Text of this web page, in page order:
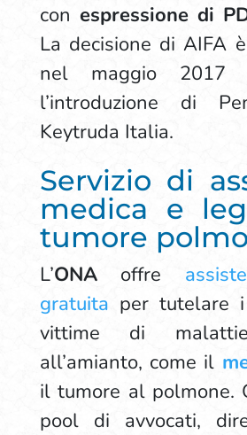
con espressione di
La decisione di AIFA
nel maggio 2017
l’introduzione di
Keytruda Italia.
Servizio di
medica e
tumore
L’ONAoffre
gratuita per tutelare
vittime di
all’amianto, come il
il tumore al polmone.
pool di avvocati,